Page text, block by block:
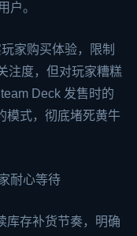
户。
家购买体验，限制
注度，但对玩家糟糕
Deck 发售时的
模式，彻底堵死黄牛
耐心等待
库存补货节奏，明确